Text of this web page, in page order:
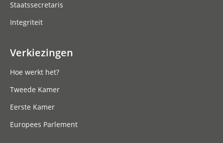
Staatssecretaris
Integriteit
Verkiezingen
Hoe werkt het?
Tweede Kamer
Eerste Kamer
Europees Parlement